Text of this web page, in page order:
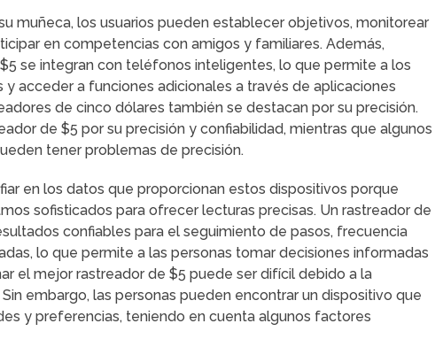
muñeca, los usuarios pueden establecer objetivos, monitorear
en competencias con amigos y familiares. Además,
se integran con teléfonos inteligentes, lo que permite a los
y acceder a funciones adicionales a través de aplicaciones
de cinco dólares también se destacan por su precisión.
de $5 por su precisión y confiabilidad, mientras que algunos
tener problemas de precisión.
en los datos que proporcionan estos dispositivos porque
sofisticados para ofrecer lecturas precisas. Un rastreador de
confiables para el seguimiento de pasos, frecuencia
lo que permite a las personas tomar decisiones informadas
el mejor rastreador de $5 puede ser difícil debido a la
embargo, las personas pueden encontrar un dispositivo que
y preferencias, teniendo en cuenta algunos factores